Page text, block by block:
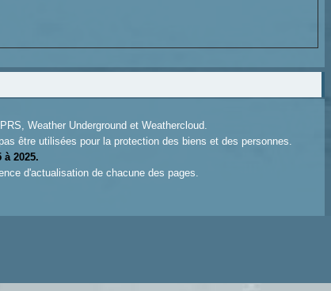
Weather Underground et Weathercloud.
être utilisées pour la protection des biens et des personnes.
2025.
d'actualisation de chacune des pages.